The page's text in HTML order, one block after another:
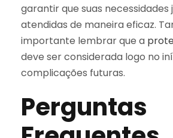
garantir que suas necessidades
atendidas de maneira eficaz.
importante lembrar que a
deve ser considerada logo no
complicações futuras.
Perguntas